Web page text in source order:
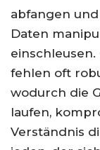
abfangen
Daten
fehlen oft
wodurch die
laufen,
Verständnis